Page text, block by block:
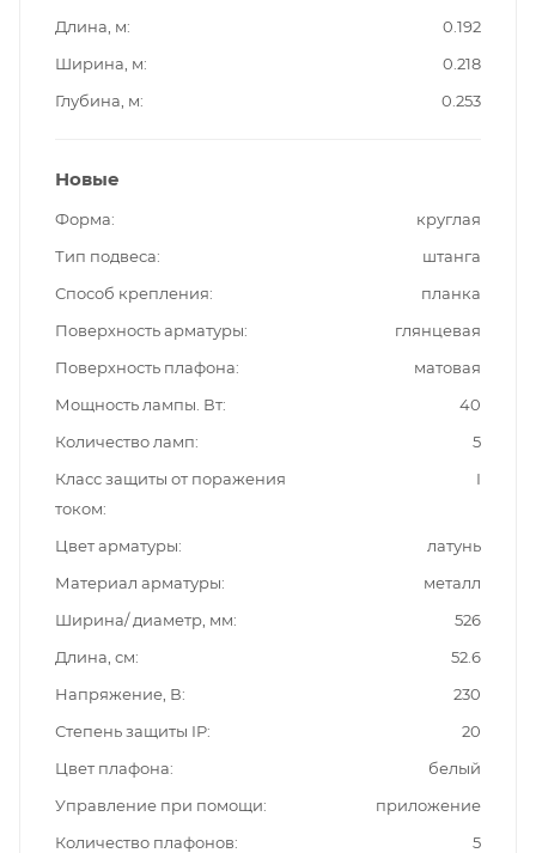
Длина, м
0.192
Ширина, м
0.218
Глубина, м
0.253
Новые
Форма
круглая
Тип подвеса
штанга
Способ крепления
планка
Поверхность арматуры
глянцевая
Поверхность плафона
матовая
Мощность лампы. Вт
40
Количество ламп
5
Класс защиты от поражения
током
I
Цвет арматуры
латунь
Материал арматуры
металл
Ширина/ диаметр, мм
526
Длина, см
52.6
Напряжение, В
230
Степень защиты IP
20
Цвет плафона
белый
Управление при помощи
приложение
Количество плафонов
5